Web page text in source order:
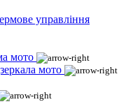
управління
мото
мото